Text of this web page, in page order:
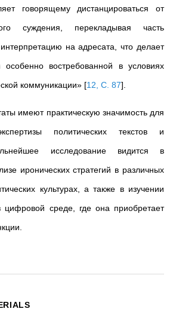
говорящему дистанцироваться от
суждения, перекладывая часть
интерпретацию на адресата, что делает
востребованной в условиях
коммуникации» [12, С. 87]
имеют практическую значимость для
политических текстов и
исследование видится в
иронических стратегий в различных
культурах, а также в изучении
среде, где она приобретает